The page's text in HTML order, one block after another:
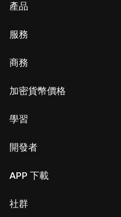
產品
服務
商務
加密貨幣價格
學習
開發者
APP 下載
社群